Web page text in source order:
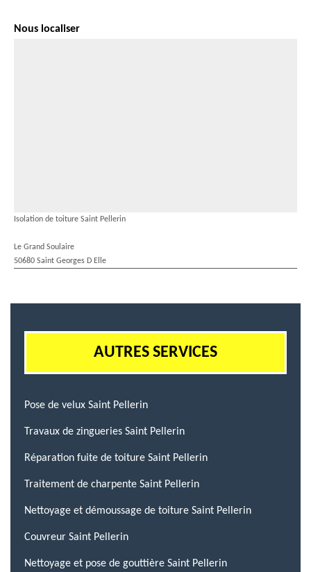
Nous localiser
Isolation de toiture Saint Pellerin
Le Grand Soulaire
50680 Saint Georges D Elle
AUTRES SERVICES
Pose de velux Saint Pellerin
Travaux de zingueries Saint Pellerin
Réparation fuite de toiture Saint Pellerin
Traitement de charpente Saint Pellerin
Nettoyage et démoussage de toiture Saint Pellerin
Couvreur Saint Pellerin
Nettoyage et pose de gouttière Saint Pellerin